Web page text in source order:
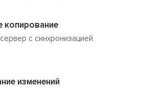
копирование
с синхронизацией
изменений